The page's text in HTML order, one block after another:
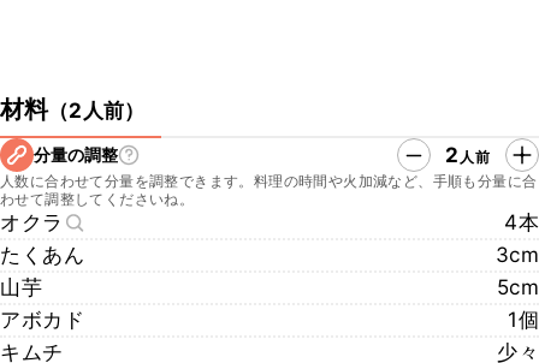
材料（2人前）
分量の調整 2 人前
人数に合わせて分量を調整できます。料理の時間や火加減など、手順も分量に合
わせて調整してくださいね。
オクラ
4本
たくあん
3cm
山芋
5cm
アボカド
1個
キムチ
少々